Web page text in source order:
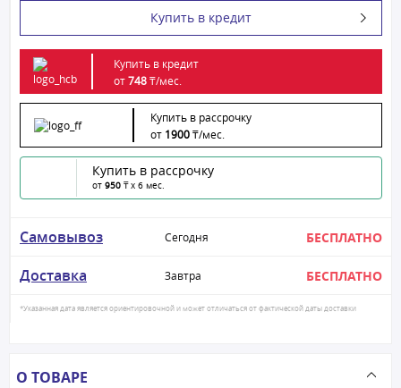
Купить в кредит
Купить в кредит
от748₸/мес.
Купить в рассрочку
от 1900₸/мес.
Купить в рассрочку
от 950 ₸ x 6 мес.
Самовывоз Сегодня БЕСПЛАТНО
Доставка Завтра БЕСПЛАТНО
*Указанная дата является ориентировочной и может отличаться от фактической даты доставки
О ТОВАРЕ